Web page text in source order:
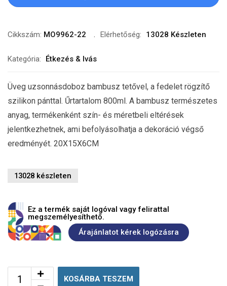
Cikkszám: MO9962-22 Elérhetőség: 13028 Készleten
Kategória: Étkezés & Ivás
Üveg uzsonnásdoboz bambusz tetővel, a fedelet rögzítő
szilikon pánttal. Űrtartalom 800ml. A bambusz természetes
anyag, termékenként szín- és méretbeli eltérések
jelentkezhetnek, ami befolyásolhatja a dekoráció végső
eredményét. 20X15X6CM
13028 készleten
Ez a termék saját logóval vagy felirattal
megszemélyesíthető.
Árajánlatot kérek logózásra
KOSÁRBA TESZEM